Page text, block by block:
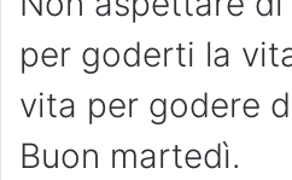
per goderti la
vita per godere
Buon martedì.